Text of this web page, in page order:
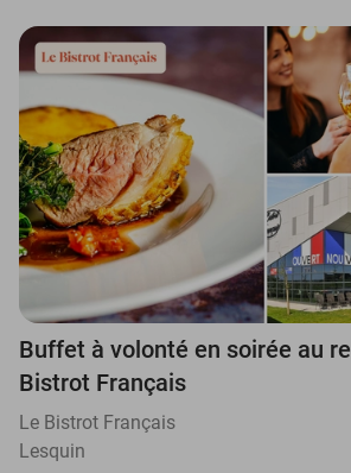
Buffet à volonté en soirée au
Bistrot Français
Le Bistrot Français
Lesquin